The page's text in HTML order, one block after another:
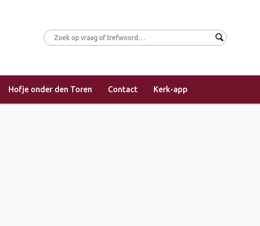
Hofje onder den Toren Contact Kerk-app